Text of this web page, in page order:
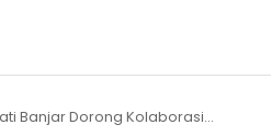
Banjar Dorong Kolaborasi...